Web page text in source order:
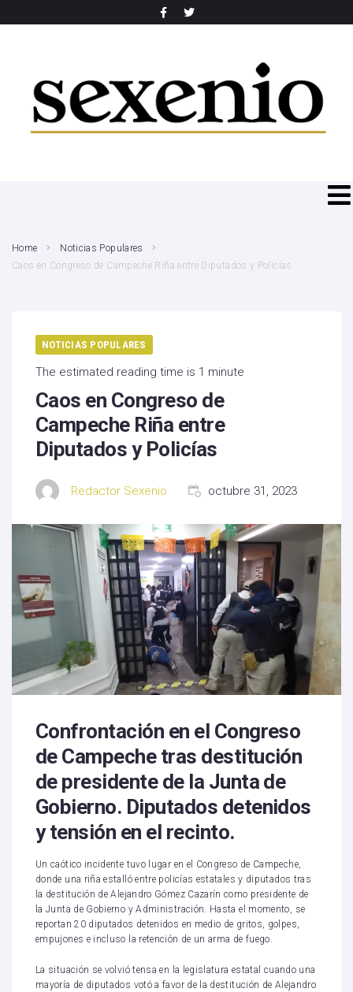
Home
Noticias Populares
Caos en Congreso de Campeche Riña entre Diputados y Policías
NOTICIAS POPULARES
The estimated reading time is 1 minute
Caos en Congreso de
Campeche Riña entre
Diputados y Policías
Redactor Sexenio octubre 31, 2023
Confrontación en el Congreso
de Campeche tras destitución
de presidente de la Junta de
Gobierno. Diputados detenidos
y tensión en el recinto.
Un caótico incidente tuvo lugar en el Congreso de Campeche,
donde una riña estalló entre policías estatales y diputados tras
la destitución de Alejandro Gómez Cazarín como presidente de
la Junta de Gobierno y Administración. Hasta el momento, se
reportan 20 diputados detenidos en medio de gritos, golpes,
empujones e incluso la retención de un arma de fuego.
La situación se volvió tensa en la legislatura estatal cuando una
mayoría de diputados votó a favor de la destitución de Alejandro
SEARCH THIS WEBSITE